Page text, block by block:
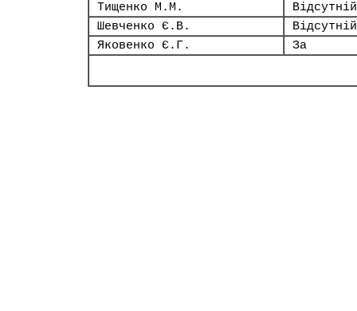
Тищенко М.М.
Відсутній
Шевченко Є.В.
Відсутній
Яковенко Є.Г.
За